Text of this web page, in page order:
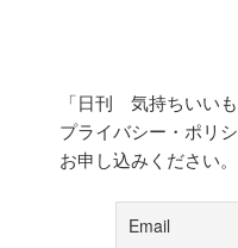
「日刊 気持ちいい
プライバシー・ポリ
お申し込みください。